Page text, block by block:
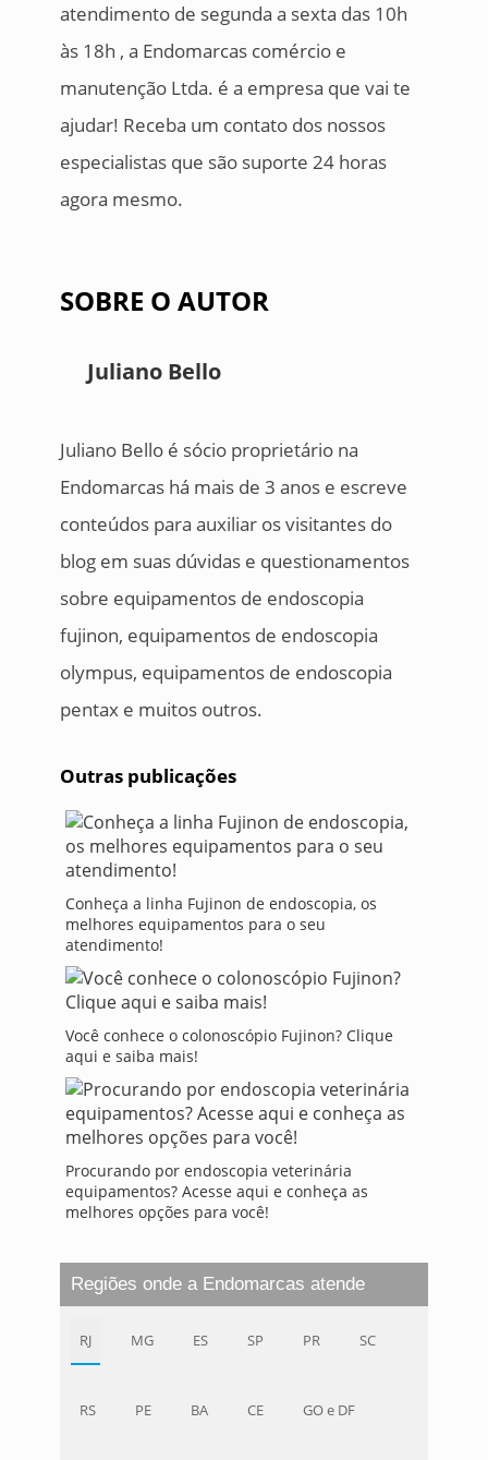
atendimento de segunda a sexta das 10h
às 18h , a Endomarcas comércio e
manutenção Ltda. é a empresa que vai te
ajudar! Receba um contato dos nossos
especialistas que são suporte 24 horas
agora mesmo.
SOBRE O AUTOR
Juliano Bello
Juliano Bello é sócio proprietário na
Endomarcas há mais de 3 anos e escreve
conteúdos para auxiliar os visitantes do
blog em suas dúvidas e questionamentos
sobre equipamentos de endoscopia
fujinon, equipamentos de endoscopia
olympus, equipamentos de endoscopia
pentax e muitos outros.
Outras publicações
Conheça a linha Fujinon de endoscopia, os
melhores equipamentos para o seu
atendimento!
Você conhece o colonoscópio Fujinon? Clique
aqui e saiba mais!
Procurando por endoscopia veterinária
equipamentos? Acesse aqui e conheça as
melhores opções para você!
Regiões onde a Endomarcas atende
RJ MG ES SP PR SC
RS PE BA CE GO e DF